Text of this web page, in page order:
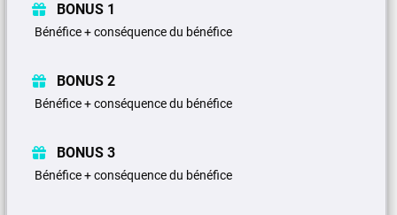
BONUS 1
Bénéfice + conséquence du bénéfice
BONUS 2
Bénéfice + conséquence du bénéfice
BONUS 3
Bénéfice + conséquence du bénéfice